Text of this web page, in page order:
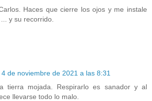
Haces que cierre los ojos y me instale
y su recorrido.
4 de noviembre de 2021 a las 8:31
tierra mojada. Respirarlo es sanador y al
llevarse todo lo malo.